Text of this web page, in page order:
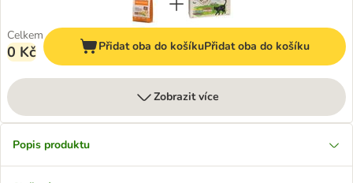
Celkem
0 Kč Přidat oba do košíkuPřidat oba do košíku
Zobrazit více
Popis produktu